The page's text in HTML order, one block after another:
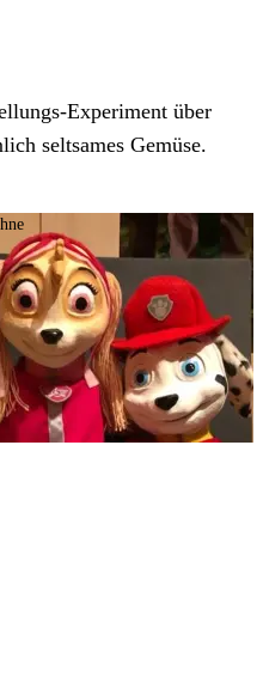
Experiment über
seltsames Gemüse.